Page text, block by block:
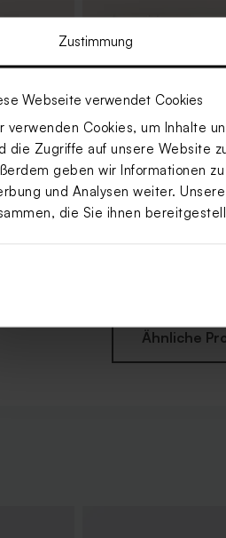
Zustimmung
Webseite verwendet Cookies
verwenden Cookies, um Inhalte
die Zugriffe auf unsere Website
geben wir Informationen
und Analysen weiter.
die Sie ihnen
mit
Ähnliche